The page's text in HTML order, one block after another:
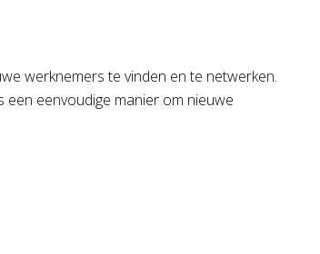
werknemers te vinden en te netwerken.
eenvoudige manier om nieuwe